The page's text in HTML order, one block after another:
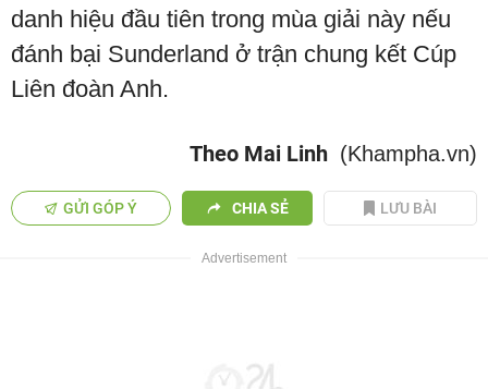
danh hiệu đầu tiên trong mùa giải này nếu
đánh bại Sunderland ở trận chung kết Cúp
Liên đoàn Anh.
Theo Mai Linh (Khampha.vn)
GỬI GÓP Ý CHIA SẺ LƯU BÀI